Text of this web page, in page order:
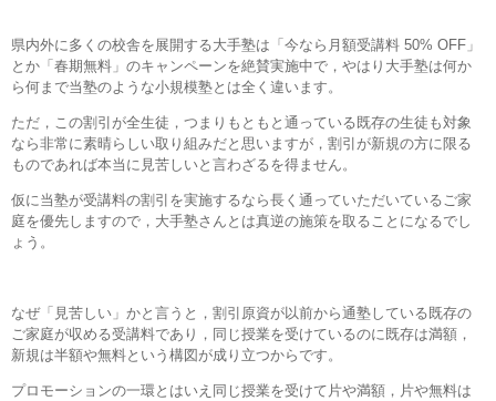
県内外に多くの校舎を展開する大手塾は「今なら月額受講料 50% OFF」
とか「春期無料」のキャンペーンを絶賛実施中で，やはり大手塾は何か
ら何まで当塾のような小規模塾とは全く違います。
ただ，この割引が全生徒，つまりもともと通っている既存の生徒も対象
なら非常に素晴らしい取り組みだと思いますが，割引が新規の方に限る
ものであれば本当に見苦しいと言わざるを得ません。
仮に当塾が受講料の割引を実施するなら長く通っていただいているご家
庭を優先しますので，大手塾さんとは真逆の施策を取ることになるでし
ょう。
なぜ「見苦しい」かと言うと，割引原資が以前から通塾している既存の
ご家庭が収める受講料であり，同じ授業を受けているのに既存は満額，
新規は半額や無料という構図が成り立つからです。
プロモーションの一環とはいえ同じ授業を受けて片や満額，片や無料は